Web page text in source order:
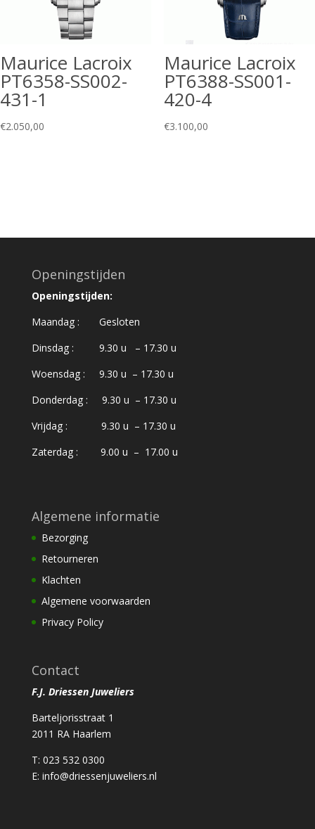
Maurice Lacroix
PT6358-SS002-
431-1
€2.050,00
Maurice Lacroix
PT6388-SS001-
420-4
€3.100,00
Openingstijden
Openingstijden:
Maandag : Gesloten
Dinsdag : 9.30 u – 17.30 u
Woensdag : 9.30 u – 17.30 u
Donderdag : 9.30 u – 17.30 u
Vrijdag : 9.30 u – 17.30 u
Zaterdag : 9.00 u – 17.00 u
Algemene informatie
Bezorging
Retourneren
Klachten
Algemene voorwaarden
Privacy Policy
Contact
F.J. Driessen Juweliers
Barteljorisstraat 1
2011 RA Haarlem
T: 023 532 0300
E: info@driessenjuweliers.nl